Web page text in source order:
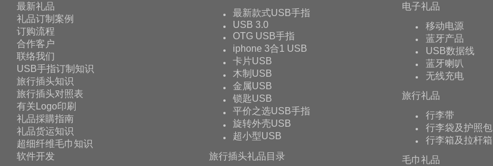
最新礼品
礼品订制案例
订购流程
合作客户
联络我们
USB手指订制知识
旅行插头知识
旅行插头对照表
有关Logo印刷
礼品採購指南
礼品货运知识
超细纤维毛巾知识
软件开发
最新款式USB手指
USB 3.0
OTG USB手指
iphone 3合1 USB
卡片USB
木制USB
金属USB
锁匙USB
平价之选USB手指
旋转外壳USB
超小型USB
旅行插头礼品目录
电子礼品
移动电源
蓝牙产品
USB数据线
蓝牙喇叭
无线充电
旅行礼品
行李带
行李袋及护照包
行李箱及拉杆箱
毛巾礼品